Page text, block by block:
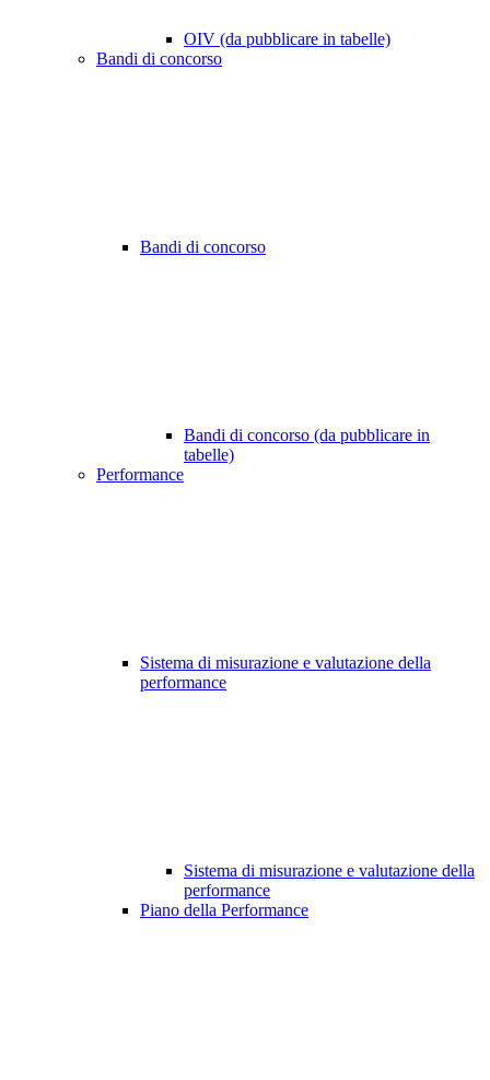
OIV (da pubblicare in tabelle)
Bandi di concorso
Bandi di concorso
Bandi di concorso (da pubblicare in
tabelle)
Performance
Sistema di misurazione e valutazione della
performance
Sistema di misurazione e valutazione della
performance
Piano della Performance